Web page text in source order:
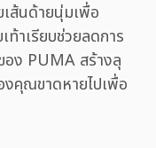
ส้นด้ายนุ่มเพื่อ
ท้าเรียบช่วยลดการ
อง PUMA สร้างลุ
คุณขาดหายไปเพื่อ